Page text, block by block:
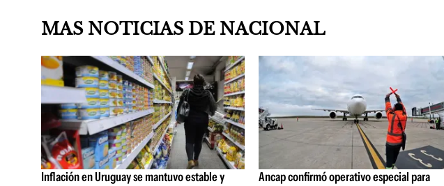
MAS NOTICIAS DE NACIONAL
Inflación en Uruguay se mantuvo estable y
Ancap confirmó operativo especial para